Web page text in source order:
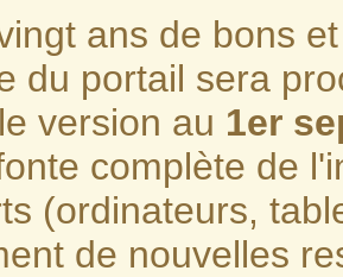
ans de bons
du portail sera
version au 1er
complète de
(ordinateurs,
de nouvelles